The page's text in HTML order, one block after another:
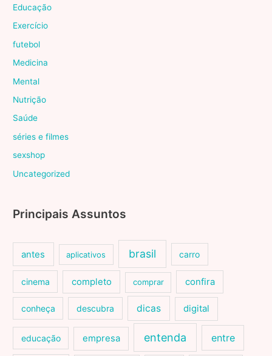
Educação
Exercício
futebol
Medicina
Mental
Nutrição
Saúde
séries e filmes
sexshop
Uncategorized
Principais Assuntos
antes aplicativos brasil carro
cinema completo comprar confira
conheça descubra dicas digital
educação empresa entenda entre